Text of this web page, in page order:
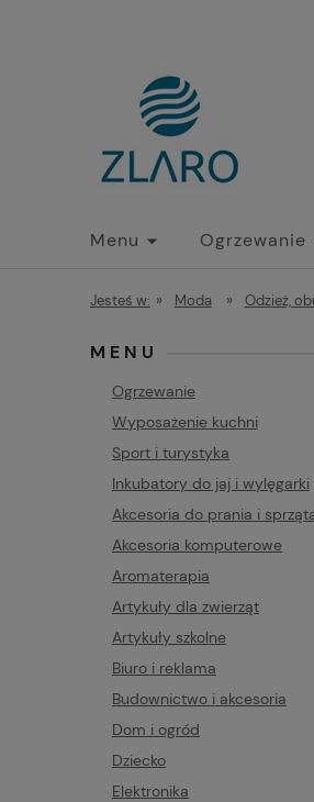
Menu Ogrzewanie
Jesteś w: » Moda » Odzież,
MENU
Ogrzewanie
Wyposażenie kuchni
Sport i turystyka
Inkubatory do jaj i wylęgarki
Akcesoria do prania i
Akcesoria komputerowe
Aromaterapia
Artykuły dla zwierząt
Artykuły szkolne
Biuro i reklama
Budownictwo i akcesoria
Dom i ogród
Dziecko
Elektronika